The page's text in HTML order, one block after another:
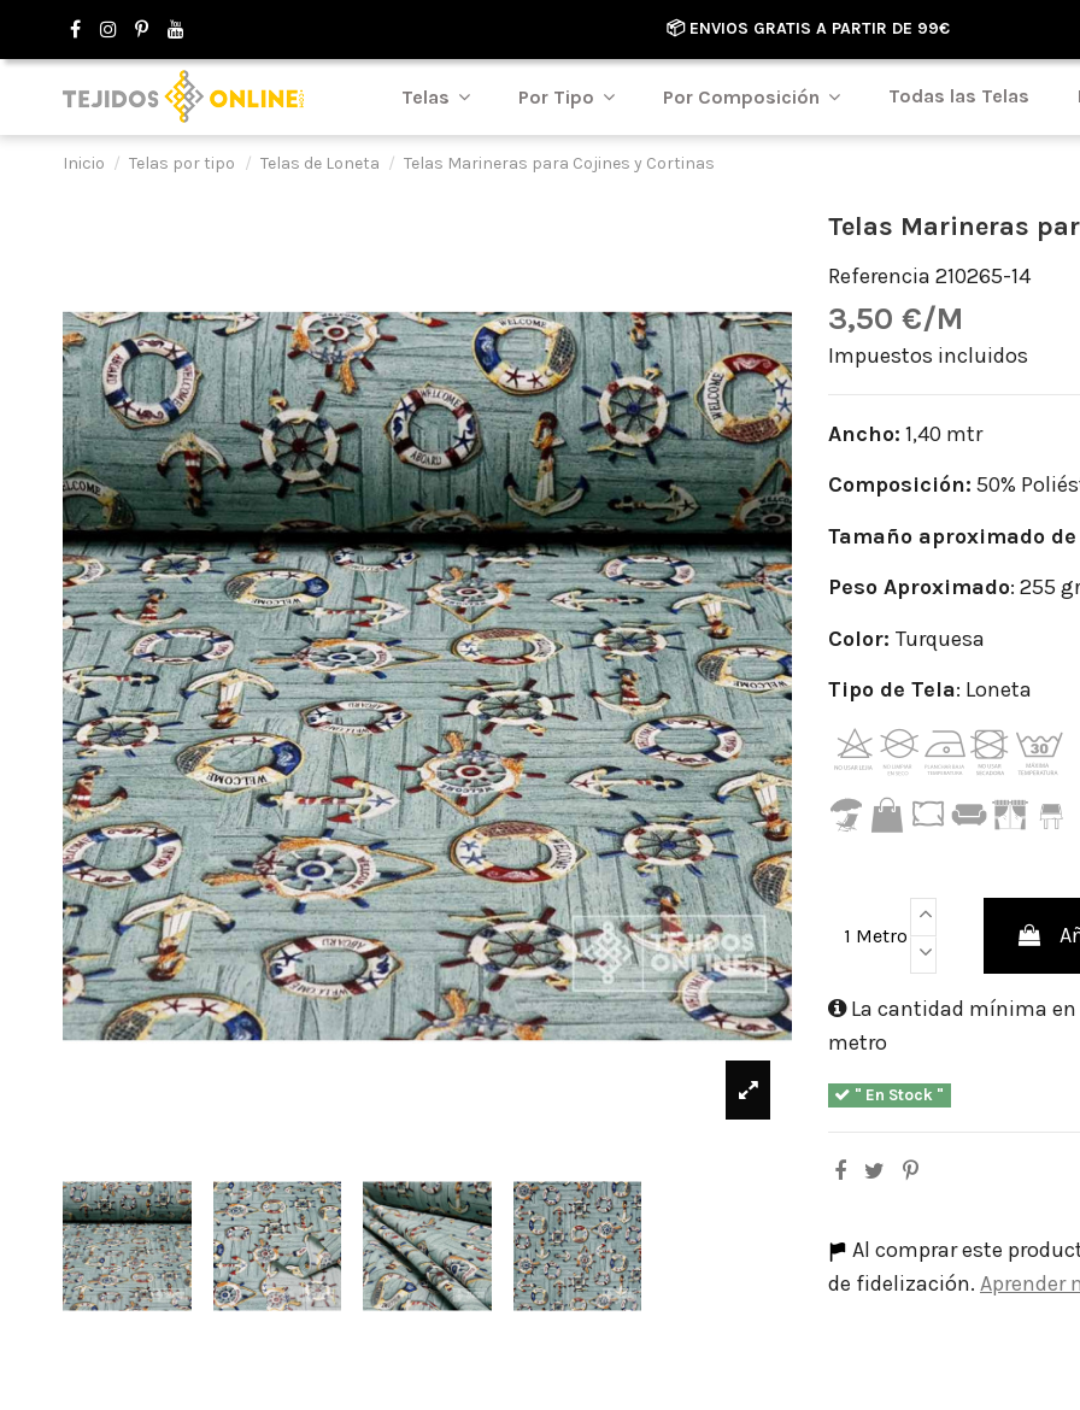
📦 ENVIOS GRATIS A PARTIR DE 99€
Telas Por Tipo Por Composición Todas las Telas
Inicio Telas por tipo Telas de Loneta Telas Marineras para Cojines y Cortinas
Telas Marineras
Referencia 210265-14
3,50 €/M
Impuestos incluidos
Ancho: 1,40 mtr
Composición: 50%
Tamaño aproximado
Peso Aproximado: 255
Color: Turquesa
Tipo de Tela: Loneta
1 Metro
La cantidad mínima en
metro
" En Stock "
Al comprar este
de fidelización. Aprender